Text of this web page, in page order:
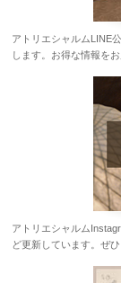
アトリエシャルムLINE
します。お得な情報を
アトリエシャルム
ど更新しています。ぜ